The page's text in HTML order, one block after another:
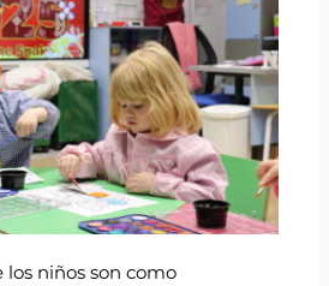
los niños son como